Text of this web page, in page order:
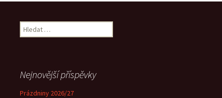
Vyhledávání
Nejnovější příspěvky
Prázdniny 2026/27